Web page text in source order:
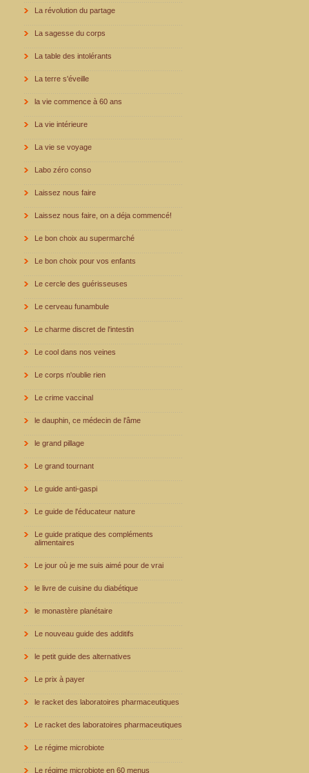
La révolution du partage
La sagesse du corps
La table des intolérants
La terre s'éveille
la vie commence à 60 ans
La vie intérieure
La vie se voyage
Labo zéro conso
Laissez nous faire
Laissez nous faire, on a déja commencé!
Le bon choix au supermarché
Le bon choix pour vos enfants
Le cercle des guérisseuses
Le cerveau funambule
Le charme discret de l'intestin
Le cool dans nos veines
Le corps n'oublie rien
Le crime vaccinal
le dauphin, ce médecin de l'âme
le grand pillage
Le grand tournant
Le guide anti-gaspi
Le guide de l'éducateur nature
Le guide pratique des compléments
alimentaires
Le jour où je me suis aimé pour de vrai
le livre de cuisine du diabétique
le monastère planétaire
Le nouveau guide des additifs
le petit guide des alternatives
Le prix à payer
le racket des laboratoires pharmaceutiques
Le racket des laboratoires pharmaceutiques
Le régime microbiote
Le régime microbiote en 60 menus